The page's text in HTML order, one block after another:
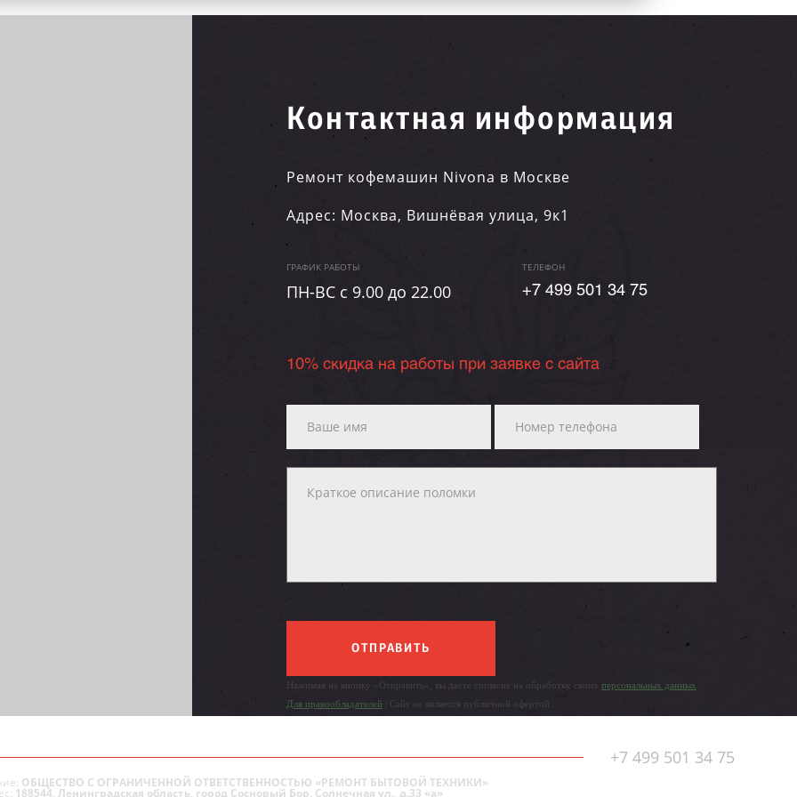
Контактная информация
Ремонт кофемашин Nivona в Москве
Адрес: Москва, Вишнёвая улица, 9к1
ГРАФИК РАБОТЫ
ПН-ВC c 9.00 до 22.00
ТЕЛЕФОН
+7 499 501 34 75
10% скидка на работы при заявке с сайта
ОТПРАВИТЬ
Нажимая на кнопку «Отправить», вы даете согласие на обработку своих персональных данных
Для правообладателей | Сайт не является публичной офертой.
+7 499 501 34 75
ОБЩЕСТВО С ОГРАНИЧЕННОЙ ОТВЕТСТВЕННОСТЬЮ «РЕМОНТ БЫТОВОЙ ТЕХНИКИ»
188544, Ленинградская область, город Сосновый Бор, Солнечная ул., д.33 «а»